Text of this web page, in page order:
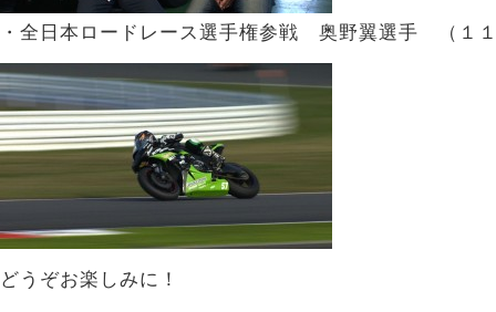
・全日本ロードレース選手権参戦 奥野翼選手 （１
どうぞお楽しみに！